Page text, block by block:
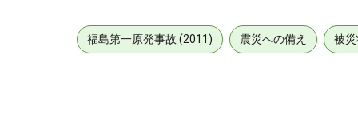
福島第一原発事故 (2011) 震災への備え 被災